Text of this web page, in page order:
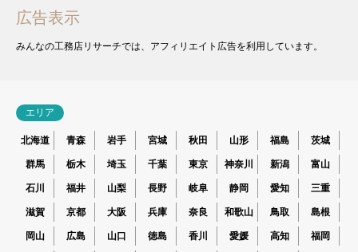
広告表示
みんなの工務店リサーチでは、アフィリエイト広告を利用しています。
エリア
北海道 青森 岩手 宮城 秋田 山形 福島 茨城
群馬 栃木 埼玉 千葉 東京 神奈川 新潟 富山
石川 福井 山梨 長野 岐阜 静岡 愛知 三重
滋賀 京都 大阪 兵庫 奈良 和歌山 鳥取 島根
岡山 広島 山口 徳島 香川 愛媛 高知 福岡